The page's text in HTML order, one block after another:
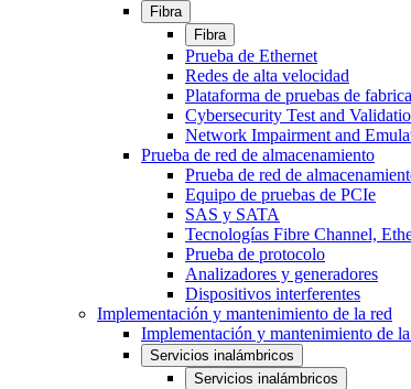
Fibra
Fibra
Prueba de Ethernet
Redes de alta velocidad
Plataforma de pruebas de
Cybersecurity Test and
Network Impairment and
Prueba de red de almacenamiento
Prueba de red de
Equipo de pruebas de PCIe
SAS y SATA
Tecnologías Fibre Channel,
Prueba de protocolo
Analizadores y generadores
Dispositivos interferentes
Implementación y mantenimiento de la red
Implementación y mantenimiento de
Servicios inalámbricos
Servicios inalámbricos